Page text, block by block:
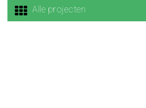
Alle projecten